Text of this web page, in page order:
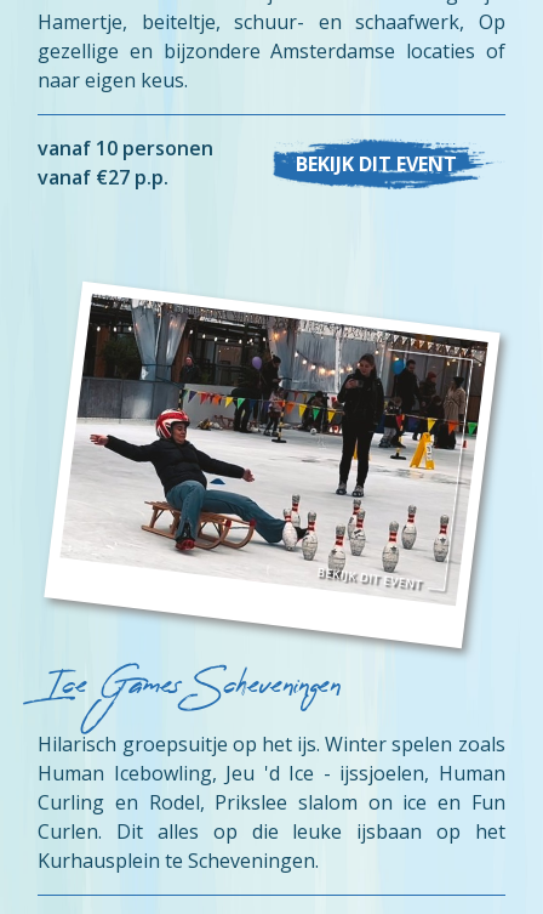
Hamertje, beiteltje, schuur- en schaafwerk, Op
gezellige en bijzondere Amsterdamse locaties of
naar eigen keus.
vanaf 10 personen
vanaf €27 p.p.
BEKIJK DIT EVENT
Ice Games Scheveningen
Hilarisch groepsuitje op het ijs. Winter spelen zoals
Human Icebowling, Jeu 'd Ice - ijssjoelen, Human
Curling en Rodel, Prikslee slalom on ice en Fun
Curlen. Dit alles op die leuke ijsbaan op het
Kurhausplein te Scheveningen.